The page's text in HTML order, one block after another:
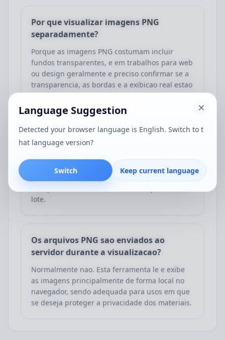
Por que visualizar imagens PNG
separadamente?
Porque as imagens PNG costumam incluir
fundos transparentes, e em trabalhos para web
ou design geralmente e preciso confirmar se a
transparencia, as bordas e a exibicao real estao
corretas.
E possivel visualizar varias imagens PNG
ao mesmo tempo?
Sim. Voce pode adicionar varias imagens PNG
ao mesmo tempo, e a pagina as exibira em uma
lote.
Os arquivos PNG sao enviados ao
servidor durante a visualizacao?
Normalmente nao. Esta ferramenta le e exibe
as imagens principalmente de forma local no
navegador, sendo adequada para usos em que
se deseja proteger a privacidade dos materiais.
Language Suggestion
Detected your browser language is English. Switch to t
hat language version?
Switch Keep current language